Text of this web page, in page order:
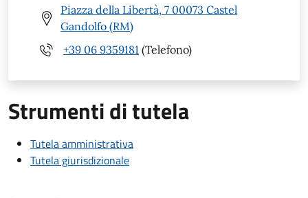
Piazza della Libertà, 7 00073 Castel
Gandolfo (RM)
+39 06 9359181 (Telefono)
Strumenti di tutela
Tutela amministrativa
Tutela giurisdizionale